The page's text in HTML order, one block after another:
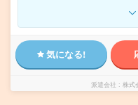
気になる!
派遣会社 株式